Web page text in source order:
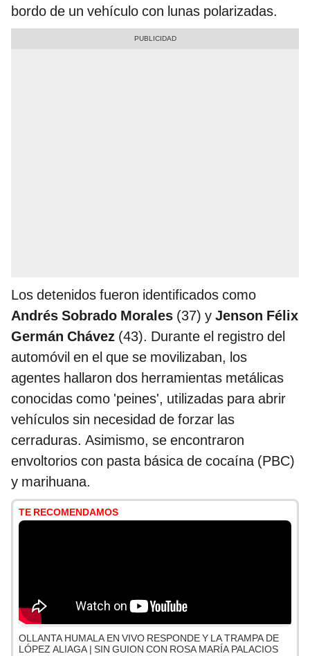
bordo de un vehículo con lunas polarizadas.
Los detenidos fueron identificados como
Andrés Sobrado Morales (37) y Jenson Félix
Germán Chávez (43). Durante el registro del
automóvil en el que se movilizaban, los
agentes hallaron dos herramientas metálicas
conocidas como 'peines', utilizadas para abrir
vehículos sin necesidad de forzar las
cerraduras. Asimismo, se encontraron
envoltorios con pasta básica de cocaína (PBC)
y marihuana.
TE RECOMENDAMOS
OLLANTA HUMALA EN VIVO RESPONDE Y LA TRAMPA DE
LÓPEZ ALIAGA | SIN GUION CON ROSA MARÍA PALACIOS